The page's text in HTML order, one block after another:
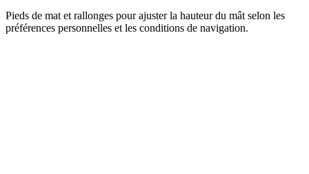
Pieds de mat et rallonges pour ajuster la hauteur du mât selon les
préférences personnelles et les conditions de navigation.